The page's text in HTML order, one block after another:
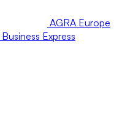
AGRA Europe
Business Express